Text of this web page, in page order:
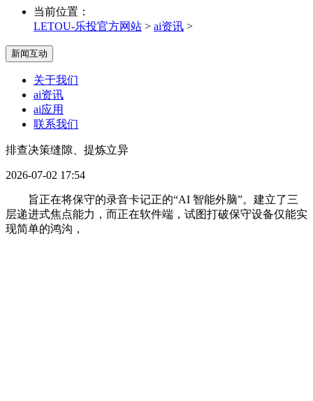
当前位置：
LETOU-乐投官方网站 > ai资讯 >
新闻互动
关于我们
ai资讯
ai应用
联系我们
排查决策缝隙、提炼立异
2026-07-02 17:54
旨正在将保守的录音卡记正的“AI 智能外脑”。建立了三
层递进式焦点能力，而正在软件端，试图打破保守设备仅能实
现简单的鸿沟，